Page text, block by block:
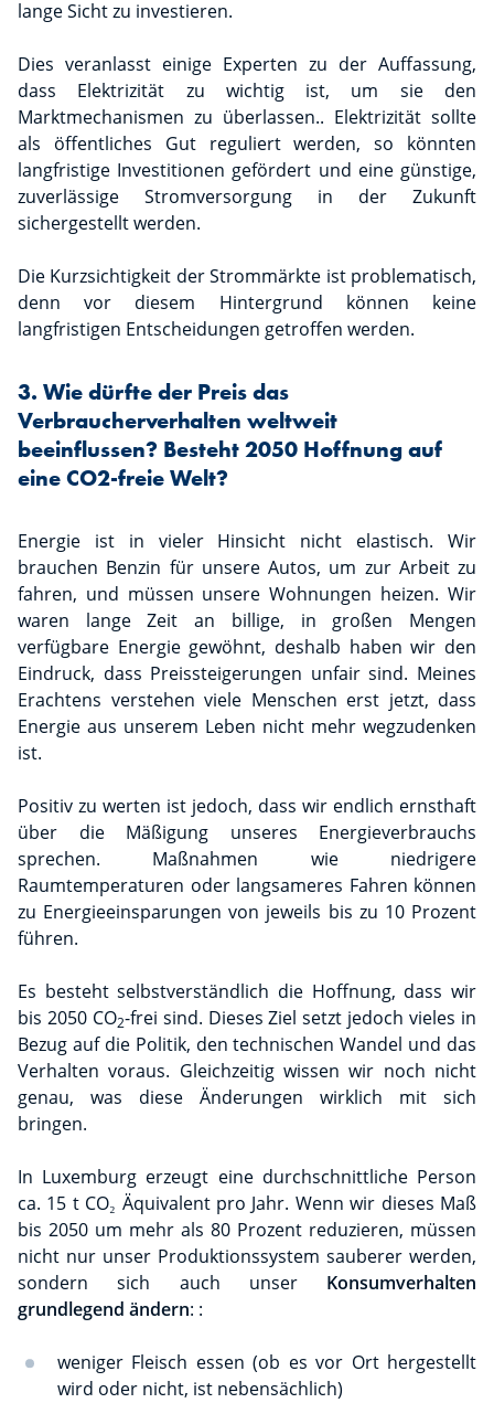
lange Sicht zu investieren.
Dies veranlasst einige Experten zu der Auffassung,
dass Elektrizität zu wichtig ist, um sie den
Marktmechanismen zu überlassen.. Elektrizität sollte
als öffentliches Gut reguliert werden, so könnten
langfristige Investitionen gefördert und eine günstige,
zuverlässige Stromversorgung in der Zukunft
sichergestellt werden.
Die Kurzsichtigkeit der Strommärkte ist problematisch,
denn vor diesem Hintergrund können keine
langfristigen Entscheidungen getroffen werden.
3. Wie dürfte der Preis das
Verbraucherverhalten weltweit
beeinflussen? Besteht 2050 Hoffnung auf
eine CO2-freie Welt?
Energie ist in vieler Hinsicht nicht elastisch. Wir
brauchen Benzin für unsere Autos, um zur Arbeit zu
fahren, und müssen unsere Wohnungen heizen. Wir
waren lange Zeit an billige, in großen Mengen
verfügbare Energie gewöhnt, deshalb haben wir den
Eindruck, dass Preissteigerungen unfair sind. Meines
Erachtens verstehen viele Menschen erst jetzt, dass
Energie aus unserem Leben nicht mehr wegzudenken
ist.
Positiv zu werten ist jedoch, dass wir endlich ernsthaft
über die Mäßigung unseres Energieverbrauchs
sprechen. Maßnahmen wie niedrigere
Raumtemperaturen oder langsameres Fahren können
zu Energieeinsparungen von jeweils bis zu 10 Prozent
führen.
Es besteht selbstverständlich die Hoffnung, dass wir
bis 2050 CO2-frei sind. Dieses Ziel setzt jedoch vieles in
Bezug auf die Politik, den technischen Wandel und das
Verhalten voraus. Gleichzeitig wissen wir noch nicht
genau, was diese Änderungen wirklich mit sich
bringen.
In Luxemburg erzeugt eine durchschnittliche Person
ca. 15 t CO₂ Äquivalent pro Jahr. Wenn wir dieses Maß
bis 2050 um mehr als 80 Prozent reduzieren, müssen
nicht nur unser Produktionssystem sauberer werden,
sondern sich auch unser Konsumverhalten
grundlegend ändern: :
weniger Fleisch essen (ob es vor Ort hergestellt
wird oder nicht, ist nebensächlich)